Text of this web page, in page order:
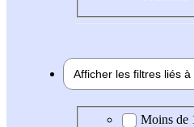
Afficher les filtres liés à
ExpérienceMoins de